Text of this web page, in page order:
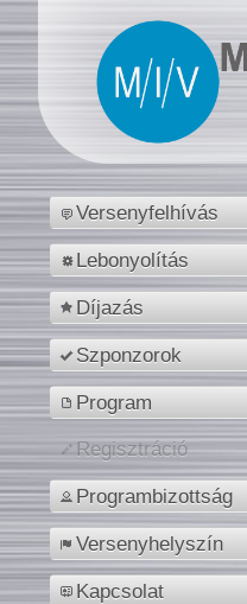
Versenyfelhívás
Lebonyolítás
Díjazás
Szponzorok
Program
Regisztráció
Programbizottság
Versenyhelyszín
Kapcsolat